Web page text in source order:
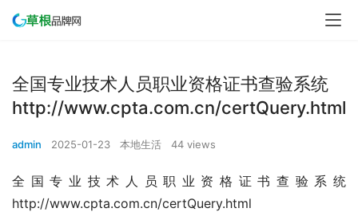
全国专业技术人员职业资格证书查验系统
http://www.cpta.com.cn/certQuery.html
admin 2025-01-23 本地生活 44 views
全国专业技术人员职业资格证书查验系统
http://www.cpta.com.cn/certQuery.html